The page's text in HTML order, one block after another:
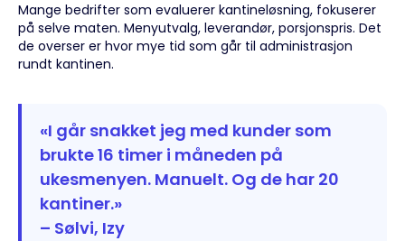
Mange bedrifter som evaluerer kantineløsning, fokuserer
på selve maten. Menyutvalg, leverandør, porsjonspris. Det
de overser er hvor mye tid som går til administrasjon
rundt kantinen.
«I går snakket jeg med kunder som
brukte 16 timer i måneden på
ukesmenyen. Manuelt. Og de har 20
kantiner.»
– Sølvi, Izy